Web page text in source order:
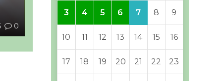
0
3 4 5 6 7 8 9
10 11 12 13 14 15 16
17 18 19 20 21 22 23